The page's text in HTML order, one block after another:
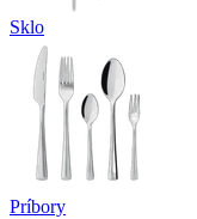
Sklo
Príbory